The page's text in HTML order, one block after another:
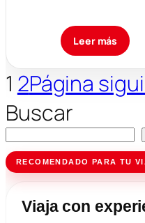
Leer más
1 2Página
Buscar
RECOMENDADO PARA TU
Viaja con